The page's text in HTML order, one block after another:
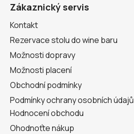
Zákaznický servis
Kontakt
Rezervace stolu do wine baru
Možnosti dopravy
Možnosti placení
Obchodní podmínky
Podmínky ochrany osobních údajů
Hodnocení obchodu
Ohodnoťte nákup